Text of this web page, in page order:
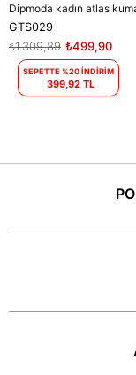
GTS029
₺499,90
₺1.309,89
SEPETTE %20 İNDİRİM
399,92 TL